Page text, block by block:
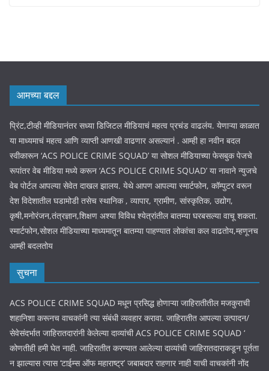
आमच्या बद्दल
प्रिंट,टीव्ही मीडियानंतर सध्या डिजिटल मीडियाचं महत्व प्रचंड वाढलंय. येणाऱ्या काळात
या माध्यमाचं महत्व आणि व्याप्ती आणखी वाढणार असल्यानं . आम्ही हा नवीन बदल
स्वीकारून ‘ACS POLICE CRIME SQUAD’ या सोशल मीडियाच्या फेसबुक पेजचे
रूपांतर वेब मीडिया मध्ये करून ‘ACS POLICE CRIME SQUAD’ या नावाने न्युजचे
वेब पोर्टल आपल्या सेवेत दाखल झालय. येथे आपण आपल्या स्मार्टफोन, कॉम्पुटर वरून
देश विदेशातील घडामोडी तसेच स्थानिक , व्यापार, ग्रामीण, सांस्कृतिक, उद्योग,
कृषी,मनोरंजन,तंत्रज्ञान,शिक्षण अश्या विविध श्येत्रांतील बातम्या घरबसल्या वाचू शकता.
स्मार्टफोन,सोशल मीडियाच्या माध्यमातून बातम्या पाहण्यात लोकांचा कल वाढतोय,म्हणूनच
आम्ही बदलतोय
सुचना
ACS POLICE CRIME SQUAD मधून प्रसिद्ध होणाऱ्या जाहिरातीतील मजकुराची
शहानिशा करूनच वाचकांनी त्या संबंधी व्यवहार करावा. जाहिरातीत आपल्या उत्पादन/
सेवेसंदर्भात जाहिरातदारांनी केलेल्या दाव्यांची ACS POLICE CRIME SQUAD ‘
कोणतीही हमी घेत नाही. जाहिरातीत करण्यात आलेल्या दाव्यांची जाहिरातदाराकडून पूर्तता
न झाल्यास त्यास ‘टाईम्स ऑफ महाराष्ट्र’ जबाबदार राहणार नाही याची वाचकांनी नोंद